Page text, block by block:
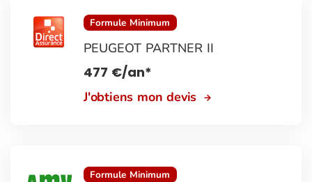
Formule Minimum
PEUGEOT PARTNER II
477 €/an*
J'obtiens mon devis
Formule Minimum